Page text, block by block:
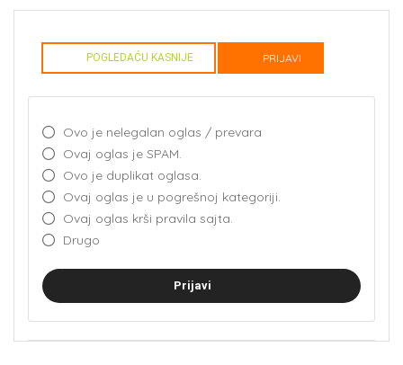
POGLEDAĆU KASNIJE PRIJAVI
Ovo je nelegalan oglas / prevara
Ovaj oglas je SPAM.
Ovo je duplikat oglasa.
Ovaj oglas je u pogrešnoj kategoriji.
Ovaj oglas krši pravila sajta.
Drugo
Prijavi